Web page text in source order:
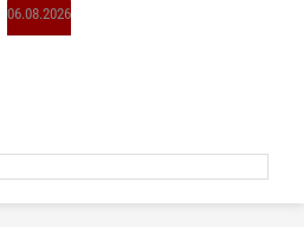
06.08.2026